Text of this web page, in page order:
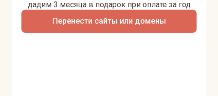
Перенести сайты или домены
дадим 3 месяца в подарок при оплате за год